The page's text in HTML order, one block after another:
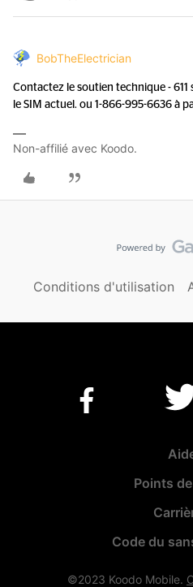
BobTheElectrician
Contactez le soutien technique -
le SIM actuel. ou 1-866-995-6636 à
Non-affilié avec Koodo.
Conditions d'utilisation
Points
Code du
©2023 Koodo Mobile.